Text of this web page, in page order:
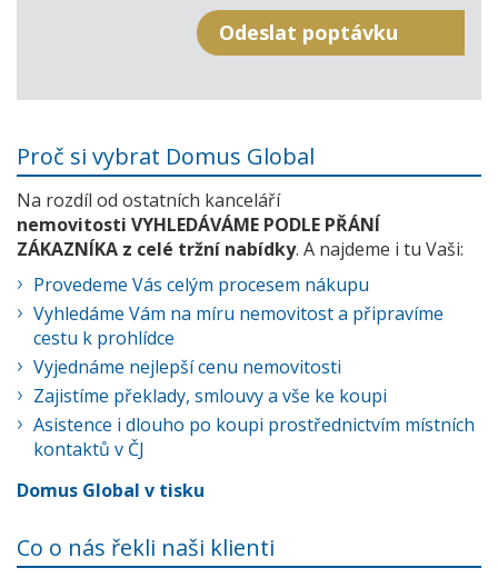
Proč si vybrat Domus Global
Na rozdíl od ostatních kanceláří
nemovitosti VYHLEDÁVÁME PODLE PŘÁNÍ
ZÁKAZNÍKA z celé tržní nabídky. A najdeme i tu Vaši:
Provedeme Vás celým procesem nákupu
Vyhledáme Vám na míru nemovitost a připravíme
cestu k prohlídce
Vyjednáme nejlepší cenu nemovitosti
Zajistíme překlady, smlouvy a vše ke koupi
Asistence i dlouho po koupi prostřednictvím místních
kontaktů v ČJ
Domus Global v tisku
Co o nás řekli naši klienti